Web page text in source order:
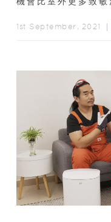
1st September, 2021 ｜